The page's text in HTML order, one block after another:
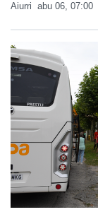
Aiurri abu 06, 07:00